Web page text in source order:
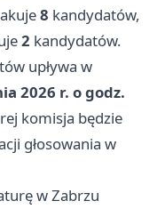
8 kandydatów,
2 kandydatów.
upływa w
2026 r. o godz.
komisja będzie
głosowania w
w Zabrzu